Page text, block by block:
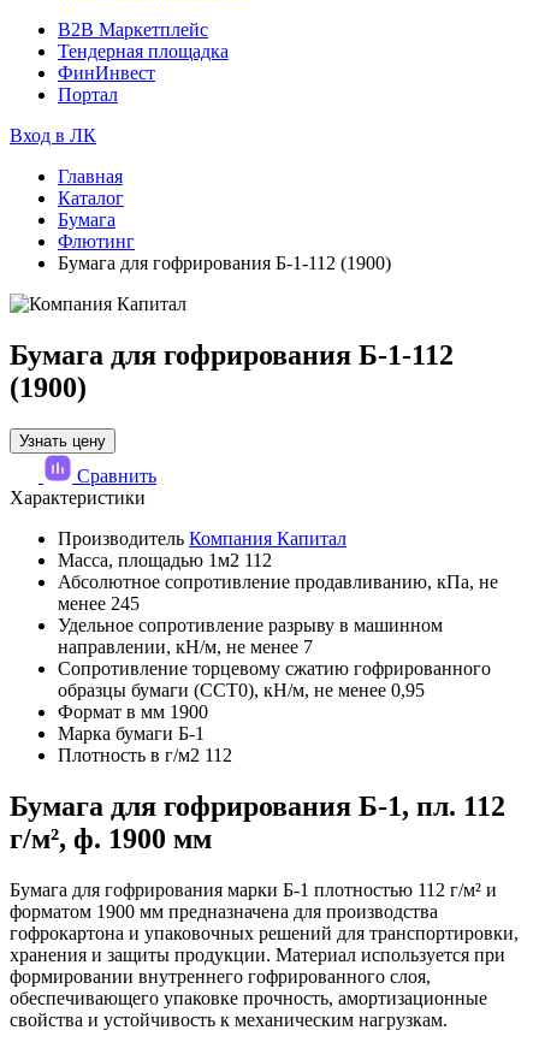
B2B Маркетплейс
Тендерная площадка
ФинИнвест
Портал
Вход в ЛК
Главная
Каталог
Бумага
Флютинг
Бумага для гофрирования Б-1-112 (1900)
Бумага для гофрирования Б-1-112
(1900)
Узнать цену
Сравнить
Характеристики
Производитель Компания Капитал
Масса, площадью 1м2 112
Абсолютное сопротивление продавливанию, кПа, не
менее 245
Удельное сопротивление разрыву в машинном
направлении, кН/м, не менее 7
Сопротивление торцевому сжатию гофрированного
образцы бумаги (ССТ0), кН/м, не менее 0,95
Формат в мм 1900
Марка бумаги Б-1
Плотность в г/м2 112
Бумага для гофрирования Б-1, пл. 112
г/м², ф. 1900 мм
Бумага для гофрирования марки Б-1 плотностью 112 г/м² и
форматом 1900 мм предназначена для производства
гофрокартона и упаковочных решений для транспортировки,
хранения и защиты продукции. Материал используется при
формировании внутреннего гофрированного слоя,
обеспечивающего упаковке прочность, амортизационные
свойства и устойчивость к механическим нагрузкам.